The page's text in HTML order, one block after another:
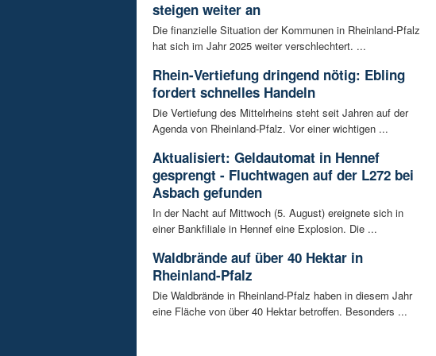
steigen weiter an
Die finanzielle Situation der Kommunen in Rheinland-Pfalz
hat sich im Jahr 2025 weiter verschlechtert. ...
Rhein-Vertiefung dringend nötig: Ebling
fordert schnelles Handeln
Die Vertiefung des Mittelrheins steht seit Jahren auf der
Agenda von Rheinland-Pfalz. Vor einer wichtigen ...
Aktualisiert: Geldautomat in Hennef
gesprengt - Fluchtwagen auf der L272 bei
Asbach gefunden
In der Nacht auf Mittwoch (5. August) ereignete sich in
einer Bankfiliale in Hennef eine Explosion. Die ...
Waldbrände auf über 40 Hektar in
Rheinland-Pfalz
Die Waldbrände in Rheinland-Pfalz haben in diesem Jahr
eine Fläche von über 40 Hektar betroffen. Besonders ...